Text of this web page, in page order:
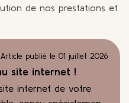
de nos prestations et
site internet !
Article publié le 01 juillet 2026
internet de votre